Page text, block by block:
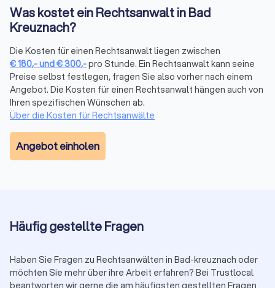
Bei Trustlocal finden Sie alle relevanten Bewertungen
gebündelt an einem Ort. Wir sammeln
fassen sie in einem übersichtlichen Trustlocal Score
zusammen. So sehen Sie auf einen Blick, wie andere
Mandanten die Kommunikation, Erfolgsquote und Betreuung
bewerten, ohne verschiedene Websites durchsuchen zu
müssen.
Erstberatung nutzen
Viele Anwälte bieten eine Erstberatung an, um Ihren Fall zu
Kompetenz und das persönliche Auftreten des Anwalts zu
Was kostet ein Rechtsanwalt in Bad
Kreuznach?
Die Kosten für einen Rechtsanwalt liegen zwischen
€180,-und€300,-pro Stunde. Ein Rechtsanwalt kann seine
Preise selbst festlegen, fragen Sie also vorher nach einem
Angebot. Die Kosten für einen Rechtsanwalt hängen auch von
Ihren spezifischen Wünschen ab.
Über die Kosten für Rechtsanwälte
Angebot einholen
Häufig gestellte Fragen
Haben Sie Fragen zu Rechtsanwälten in Bad-kreuznach oder
möchten Sie mehr über ihre Arbeit erfahren? Bei Trustlocal